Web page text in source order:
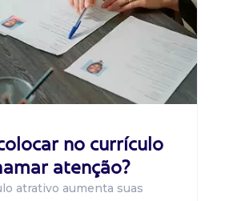
no currículo
atenção?
atrativo aumenta suas